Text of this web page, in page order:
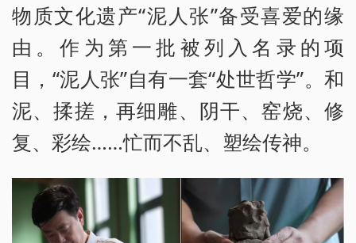
物质文化遗产“泥人张”备受喜爱的缘
由。作为第一批被列入名录的项
目，“泥人张”自有一套“处世哲学”。和
泥、揉搓，再细雕、阴干、窑烧、修
复、彩绘……忙而不乱、塑绘传神。